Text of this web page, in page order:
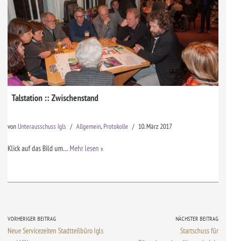
Talstation :: Zwischenstand
von Unterausschuss Igls Allgemein, Protokolle 10. März 2017
Klick auf das Bild um… Mehr lesen »
VORHERIGER BEITRAG
Neue Servicezeiten Stadtteilbüro Igls
NÄCHSTER BEITRAG
Startschuss für